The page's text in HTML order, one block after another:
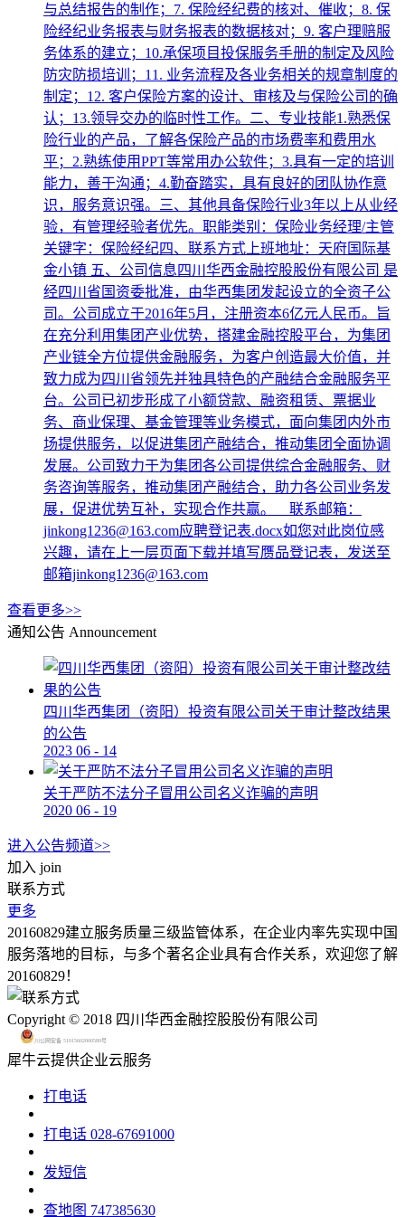
与总结报告的制作；7. 保险经纪费的核对、催收；8. 保
险经纪业务报表与财务报表的数据核对；9. 客户理赔服
务体系的建立；10.承保项目投保服务手册的制定及风险
防灾防损培训；11. 业务流程及各业务相关的规章制度的
制定；12. 客户保险方案的设计、审核及与保险公司的确
认；13.领导交办的临时性工作。二、专业技能1.熟悉保
险行业的产品，了解各保险产品的市场费率和费用水
平；2.熟练使用PPT等常用办公软件；3.具有一定的培训
能力，善于沟通；4.勤奋踏实，具有良好的团队协作意
识，服务意识强。三、其他具备保险行业3年以上从业经
验，有管理经验者优先。职能类别：保险业务经理/主管
关键字：保险经纪四、联系方式上班地址：天府国际基
金小镇 五、公司信息四川华西金融控股股份有限公司 是
经四川省国资委批准，由华西集团发起设立的全资子公
司。公司成立于2016年5月，注册资本6亿元人民币。旨
在充分利用集团产业优势，搭建金融控股平台，为集团
产业链全方位提供金融服务，为客户创造最大价值，并
致力成为四川省领先并独具特色的产融结合金融服务平
台。公司已初步形成了小额贷款、融资租赁、票据业
务、商业保理、基金管理等业务模式，面向集团内外市
场提供服务，以促进集团产融结合，推动集团全面协调
发展。公司致力于为集团各公司提供综合金融服务、财
务咨询等服务，推动集团产融结合，助力各公司业务发
展，促进优势互补，实现合作共赢。 联系邮箱：
jinkong1236@163.com应聘登记表.docx如您对此岗位感
兴趣，请在上一层页面下载并填写赝品登记表，发送至
邮箱jinkong1236@163.com
查看更多>>
通知公告 Announcement
四川华西集团（资阳）投资有限公司关于审计整改结果
的公告
2023 06 - 14
关于严防不法分子冒用公司名义诈骗的声明
2020 06 - 19
进入公告频道>>
加入 join
联系方式
更多
20160829建立服务质量三级监管体系，在企业内率先实现中国
服务落地的目标，与多个著名企业具有合作关系，欢迎您了解
20160829！
Copyright © 2018 四川华西金融控股股份有限公司
川公网安备 51015602000580号
犀牛云提供企业云服务
打电话
打电话 028-67691000
发短信
查地图 747385630